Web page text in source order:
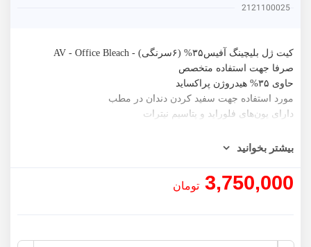
2121100025
3,750,000 تومان
کیت ژل بلیچینگ آفیس۳۵% (۶سرنگی) - AV - Office Bleach
صرفا جهت استفاده متخصص
حاوی ۳۵% هیدروژن پراکساید
مورد استفاده جهت سفید کردن دندان در مطب
دارای یون‌های فلوراید و پتاسیم نیترات
کنتراست رنگی مناسب
بیشتر بخوانید